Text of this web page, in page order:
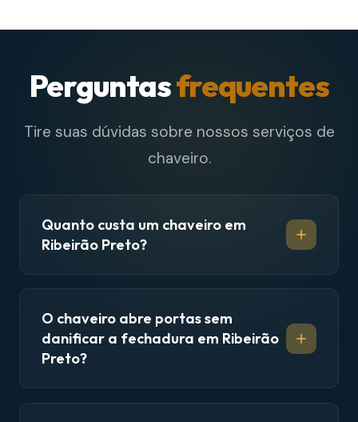
Perguntasfrequentes
Tire suas dúvidas sobre nossos serviços de
chaveiro.
Quanto custa um chaveiro em
Ribeirão Preto?
O chaveiro abre portas sem
danificar a fechadura em Ribeirão
Preto?